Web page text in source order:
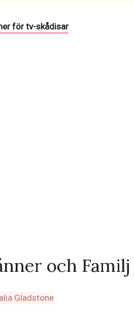
för tv-skådisar
och Familj